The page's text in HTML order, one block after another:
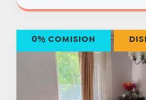
0% COMISION